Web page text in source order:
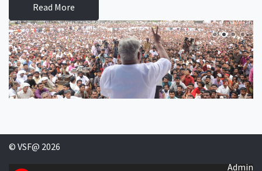
Read More
© VSF@ 2026
Admin